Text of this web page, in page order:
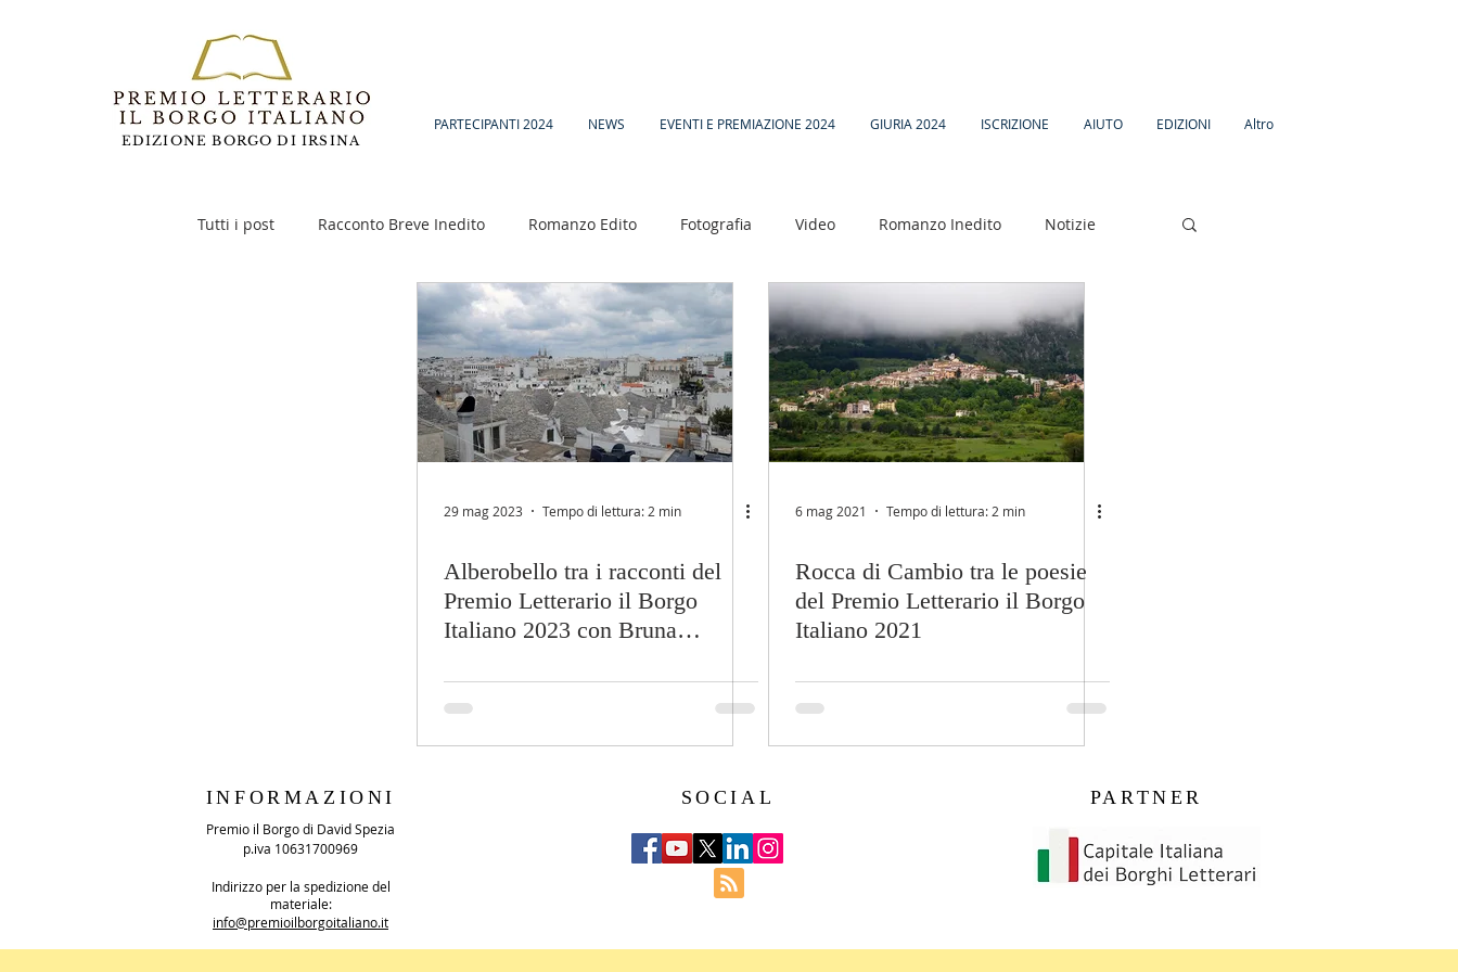
EDIZIONE BORGO DI IRSINA
PARTECIPANTI 2024 NEWS EVENTI E PREMIAZIONE 2024 GIURIA 2024 ISCRIZIONE AIUTO EDIZIONI Altro
Tutti i post Racconto Breve Inedito Romanzo Edito Fotografia Video Romanzo Inedito Notizie
Racconto Inedito 18
29 mag 2023 Tempo di lettura: 2 min
Alberobello tra i racconti del
Premio Letterario il Borgo
Italiano 2023 con Bruna
6 mag 2021 Tempo di lettura: 2 min
Rocca di Cambio tra le poesie
del Premio Letterario il Borgo
Italiano 2021
INFORMAZIONI
Premio il Borgo di David Spezia
p.iva 10631700969
Indirizzo per la spedizione del
materiale:
info@premioilborgoitaliano.it
SOCIAL PARTNER